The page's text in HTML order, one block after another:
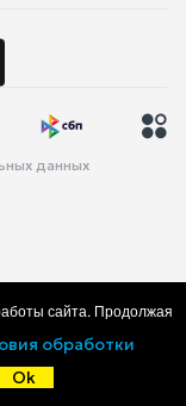
данных
сайта. Продолжая
обработки
Ok